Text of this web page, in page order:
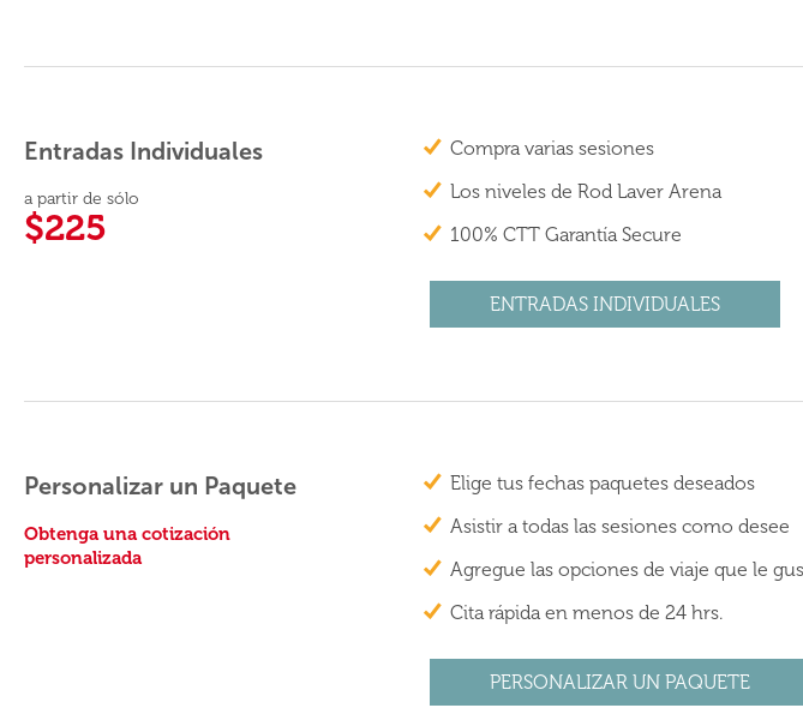
Entradas Individuales
a partir de sólo
$225
Compra varias sesiones
Los niveles de Rod Laver Arena
100% CTT Garantía Secure
ENTRADAS INDIVIDUALES
Personalizar un Paquete
Obtenga una cotización
personalizada
Elige tus fechas paquetes deseados
Asistir a todas las sesiones como desee
Agregue las opciones de viaje que le
Cita rápida en menos de 24 hrs.
PERSONALIZAR UN PAQUETE